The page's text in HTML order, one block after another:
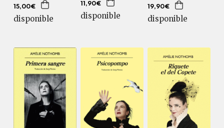
15,00€
disponible
11,90€
disponible
19,90€
disponible